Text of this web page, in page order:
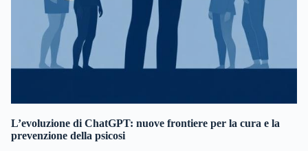
L’evoluzione di ChatGPT: nuove frontiere per la cura e la
prevenzione della psicosi